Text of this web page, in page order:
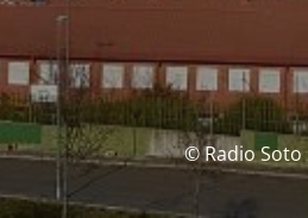
© Radio Soto